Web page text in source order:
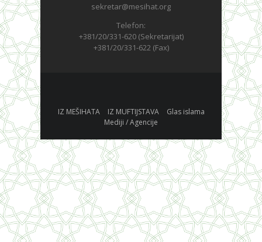
sekretar@mesihat.org
Telefon:
+381/20/331-620 (Sekretarijat)
+381/20/331-622 (Fax)
IZ MEŠIHATA IZ MUFTIJSTAVA
Glas islama
Mediji / Agencije